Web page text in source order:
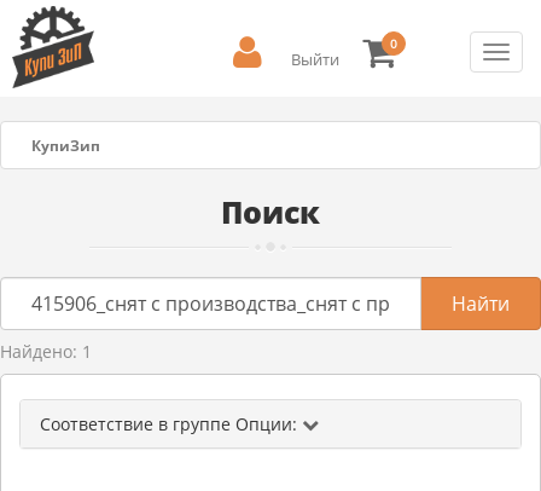
Выйти
0
КупиЗип
Поиск
Найдено: 1
Соответствие в группе Опции: